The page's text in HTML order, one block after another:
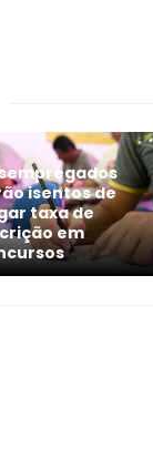
isentos de
taxa de
em